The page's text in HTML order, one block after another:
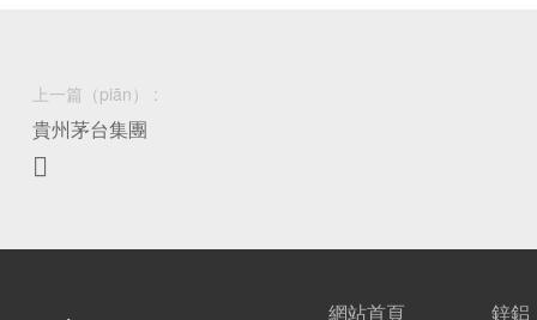
上一篇（piān） :
貴州茅台集團

網站首頁 鋅鋁